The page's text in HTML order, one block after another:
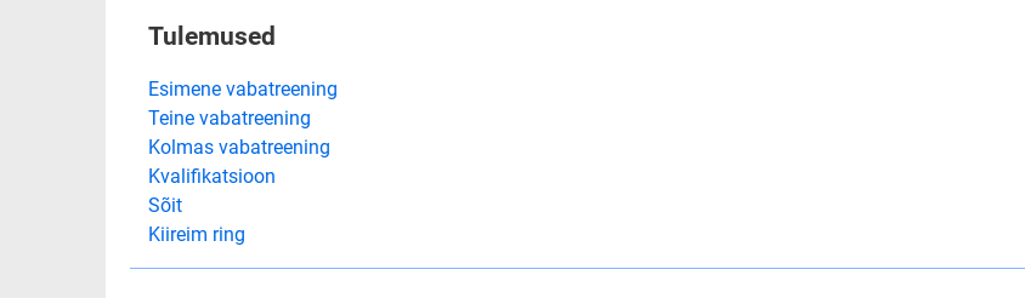
Tulemused
Esimene vabatreening
Teine vabatreening
Kolmas vabatreening
Kvalifikatsioon
Sõit
Kiireim ring